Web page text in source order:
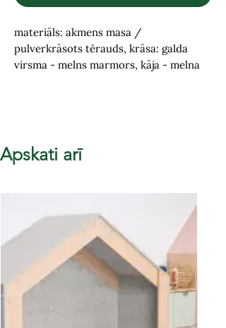
materiāls: akmens masa /
pulverkrāsots tērauds, krāsa: galda
virsma - melns marmors, kāja - melna
Apskati arī